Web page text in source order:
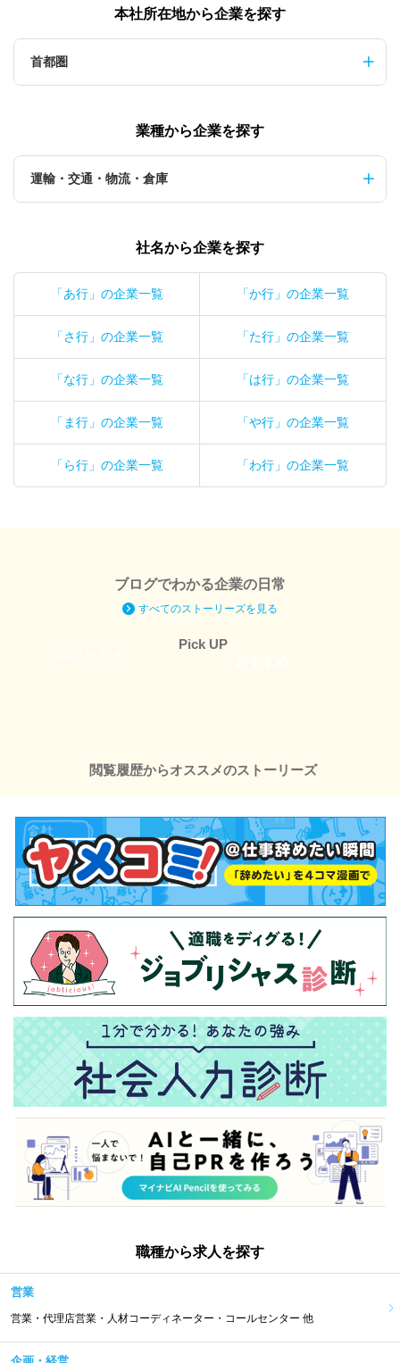
本社所在地から企業を探す
首都圏
業種から企業を探す
運輸・交通・物流・倉庫
社名から企業を探す
「あ行」の企業一覧 「か行」の企業一覧
「さ行」の企業一覧 「た行」の企業一覧
「な行」の企業一覧 「は行」の企業一覧
「ま行」の企業一覧 「や行」の企業一覧
「ら行」の企業一覧 「わ行」の企業一覧
ブログでわかる企業の日常
すべてのストーリーズを見る
Pick UP
オフィスを
弊社の
すごいところ
閲覧履歴からオススメのストーリーズ
職種から求人を探す
営業
営業・代理店営業・人材コーディネーター・コールセンター 他